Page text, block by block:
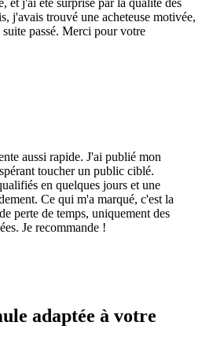
et j'ai été surprise par la qualité des
j'avais trouvé une acheteuse motivée,
passé. Merci pour votre
aussi rapide. J'ai publié mon
toucher un public ciblé.
en quelques jours et une
Ce qui m'a marqué, c'est la
perte de temps, uniquement des
Je recommande !
adaptée à votre